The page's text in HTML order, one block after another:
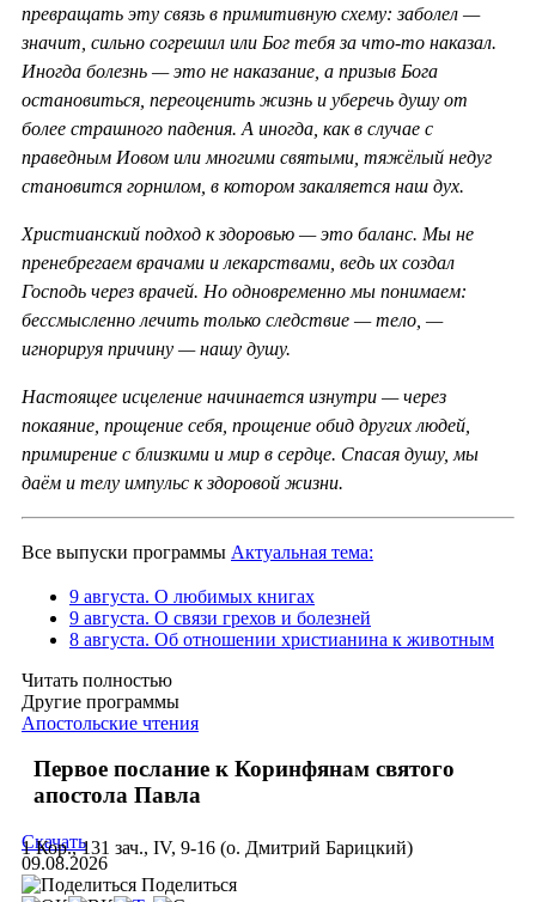
превращать эту связь в примитивную схему: заболел —
значит, сильно согрешил или Бог тебя за что-то наказал.
Иногда болезнь — это не наказание, а призыв Бога
остановиться, переоценить жизнь и уберечь душу от
более страшного падения. А иногда, как в случае с
праведным Иовом или многими святыми, тяжёлый недуг
становится горнилом, в котором закаляется наш дух.
Христианский подход к здоровью — это баланс. Мы не
пренебрегаем врачами и лекарствами, ведь их создал
Господь через врачей. Но одновременно мы понимаем:
бессмысленно лечить только следствие — тело, —
игнорируя причину — нашу душу.
Настоящее исцеление начинается изнутри — через
покаяние, прощение себя, прощение обид других людей,
примирение с близкими и мир в сердце. Спасая душу, мы
даём и телу импульс к здоровой жизни.
Все выпуски программы Актуальная тема:
9 августа. О любимых книгах
9 августа. О связи грехов и болезней
8 августа. Об отношении христианина к животным
Читать полностью
Другие программы
Апостольские чтения
Первое послание к Коринфянам святого
апостола Павла
1 Кор., 131 зач., IV, 9-16 (о. Дмитрий Барицкий)
Скачать
09.08.2026
Поделиться